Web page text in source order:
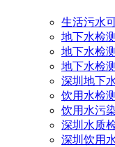
生活污水
地下水检测
地下水检
地下水检
深圳地下
饮用水检测
饮用水污
深圳水质
深圳饮用